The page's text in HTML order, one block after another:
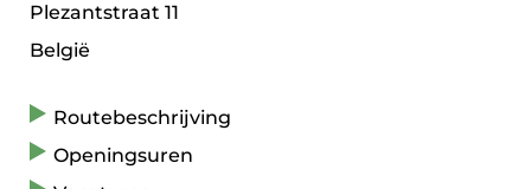
Plezantstraat 11
België
Routebeschrijving
Openingsuren